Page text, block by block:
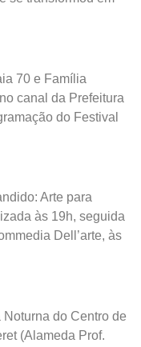
70 e Família
canal da Prefeitura
do Festival
Arte para
às 19h, seguida
Dell’arte, às
do Centro de
(Alameda Prof.